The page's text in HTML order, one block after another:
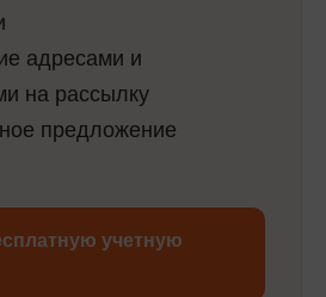
адресами и
на рассылку
предложение
учетную